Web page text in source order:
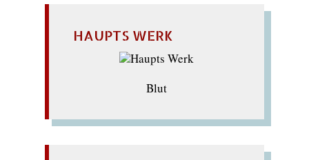
HAUPTS WERK
Blut